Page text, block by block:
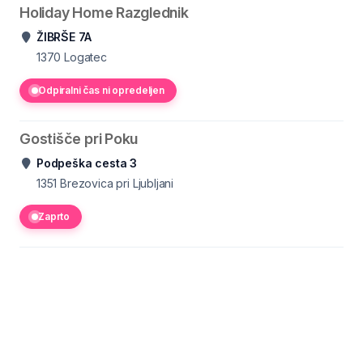
Holiday Home Razglednik
ŽIBRŠE 7A
1370 Logatec
Odpiralni čas ni opredeljen
Gostišče pri Poku
Podpeška cesta 3
1351 Brezovica pri Ljubljani
Zaprto